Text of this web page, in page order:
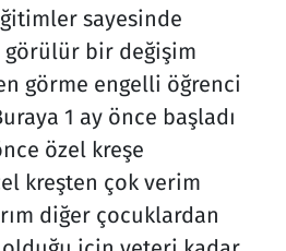
sayesinde
görülür bir değişim
görme engelli öğrenci
1 ay önce başladı
özel kreşe
kreşten çok verim
diğer çocuklardan